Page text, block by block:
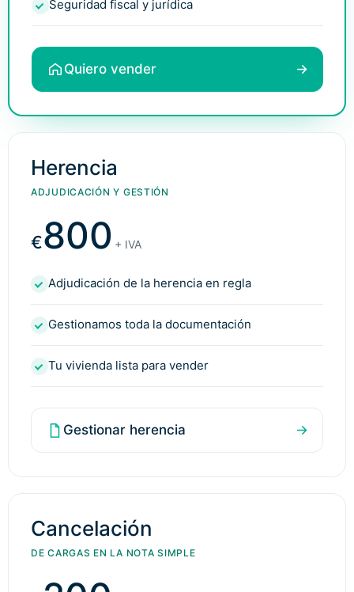
Seguridad fiscal y jurídica
Quiero vender →
Herencia
ADJUDICACIÓN Y GESTIÓN
€800 + IVA
Adjudicación de la herencia en regla
Gestionamos toda la documentación
Tu vivienda lista para vender
Gestionar herencia →
Cancelación
DE CARGAS EN LA NOTA SIMPLE